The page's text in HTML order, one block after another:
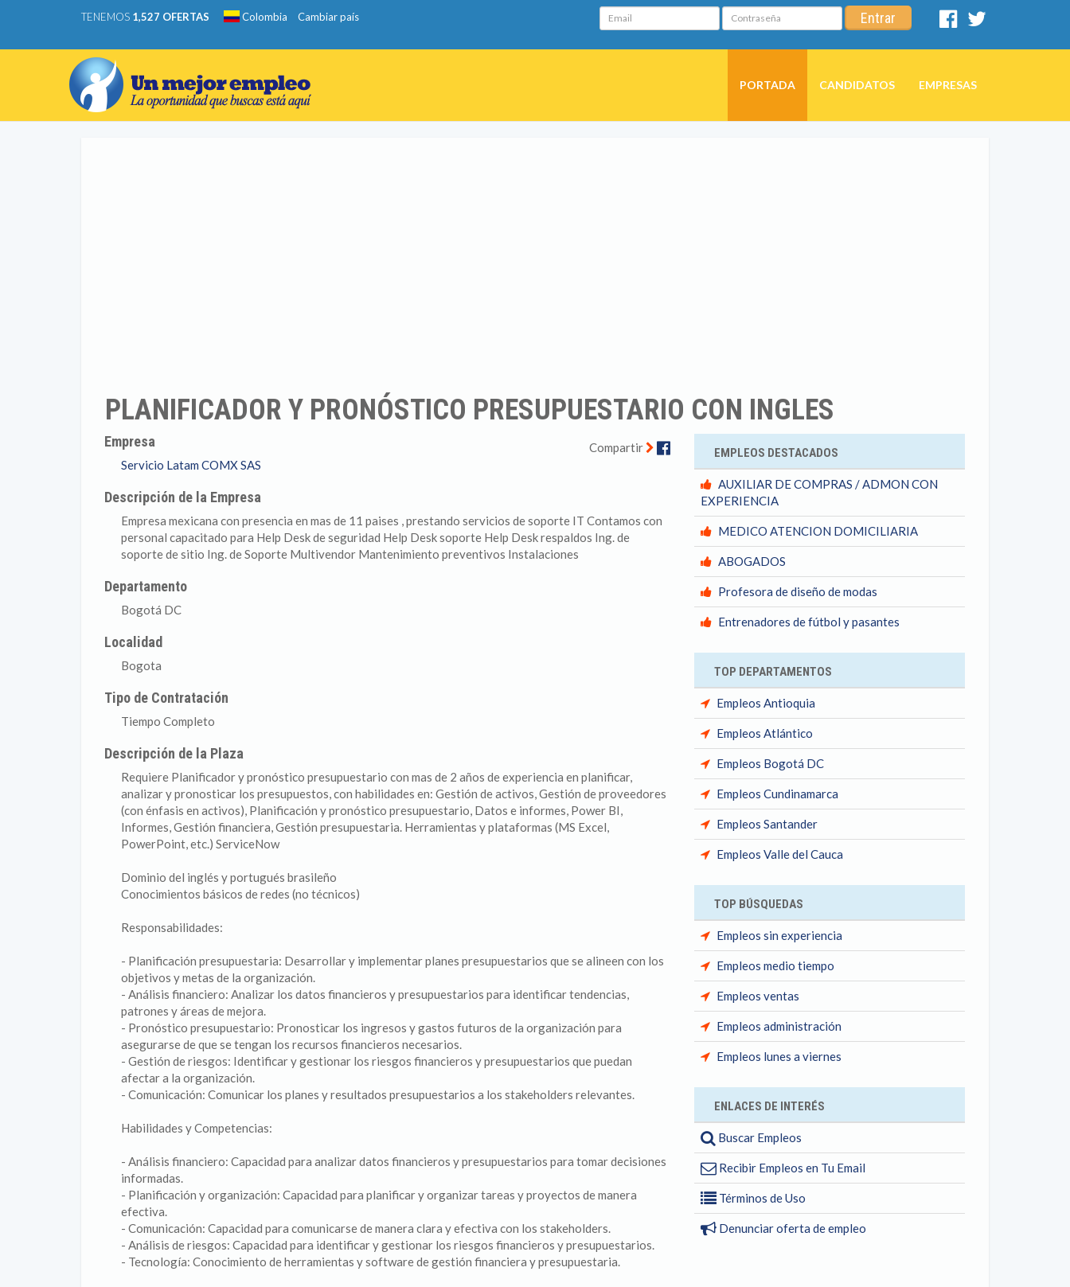
TENEMOS 1,527 OFERTAS Colombia Cambiar país Email Contraseña Entrar
Facebook
PORTADA CANDIDATOS EMPRESAS
PLANIFICADOR Y PRONÓSTICO PRESUPUESTARIO CON INGLES
Compartir Facebook
Empresa
Servicio Latam COMX SAS
Descripción de la Empresa
Empresa mexicana con presencia en mas de 11 paises , prestando servicios de soporte IT Contamos con
personal capacitado para Help Desk de seguridad Help Desk soporte Help Desk respaldos Ing. de
soporte de sitio Ing. de Soporte Multivendor Mantenimiento preventivos Instalaciones
Departamento
Bogotá DC
Localidad
Bogota
Tipo de Contratación
Tiempo Completo
Descripción de la Plaza
Requiere Planificador y pronóstico presupuestario con mas de 2 años de experiencia en planificar,
analizar y pronosticar los presupuestos, con habilidades en: Gestión de activos, Gestión de proveedores
(con énfasis en activos), Planificación y pronóstico presupuestario, Datos e informes, Power BI,
Informes, Gestión financiera, Gestión presupuestaria. Herramientas y plataformas (MS Excel,
PowerPoint, etc.) ServiceNow
Dominio del inglés y portugués brasileño
Conocimientos básicos de redes (no técnicos)
Responsabilidades:
- Planificación presupuestaria: Desarrollar y implementar planes presupuestarios que se alineen con los
objetivos y metas de la organización.
- Análisis financiero: Analizar los datos financieros y presupuestarios para identificar tendencias,
patrones y áreas de mejora.
- Pronóstico presupuestario: Pronosticar los ingresos y gastos futuros de la organización para
asegurarse de que se tengan los recursos financieros necesarios.
- Gestión de riesgos: Identificar y gestionar los riesgos financieros y presupuestarios que puedan
afectar a la organización.
- Comunicación: Comunicar los planes y resultados presupuestarios a los stakeholders relevantes.
Habilidades y Competencias:
- Análisis financiero: Capacidad para analizar datos financieros y presupuestarios para tomar decisiones
informadas.
- Planificación y organización: Capacidad para planificar y organizar tareas y proyectos de manera
efectiva.
- Comunicación: Capacidad para comunicarse de manera clara y efectiva con los stakeholders.
- Análisis de riesgos: Capacidad para identificar y gestionar los riesgos financieros y presupuestarios.
- Tecnología: Conocimiento de herramientas y software de gestión financiera y presupuestaria.
EMPLEOS DESTACADOS
AUXILIAR DE COMPRAS / ADMON CON
EXPERIENCIA
MEDICO ATENCION DOMICILIARIA
ABOGADOS
Profesora de diseño de modas
Entrenadores de fútbol y pasantes
TOP DEPARTAMENTOS
Empleos Antioquia
Empleos Atlántico
Empleos Bogotá DC
Empleos Cundinamarca
Empleos Santander
Empleos Valle del Cauca
TOP BÚSQUEDAS
Empleos sin experiencia
Empleos medio tiempo
Empleos ventas
Empleos administración
Empleos lunes a viernes
ENLACES DE INTERÉS
Buscar Empleos
Recibir Empleos en Tu Email
Términos de Uso
Denunciar oferta de empleo